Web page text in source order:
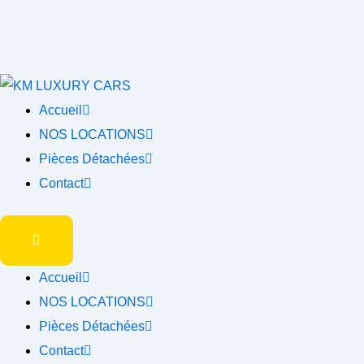
Accueil
NOS LOCATIONS
Pièces Détachées
Contact
Accueil
NOS LOCATIONS
Pièces Détachées
Contact